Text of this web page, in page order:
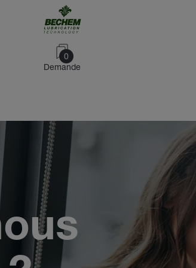
0
Demande